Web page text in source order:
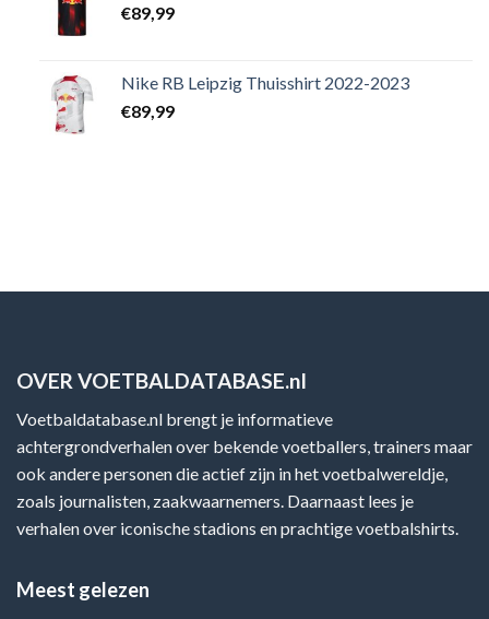
€89,99
Nike RB Leipzig Thuisshirt 2022-2023
€89,99
OVER VOETBALDATABASE.nl
Voetbaldatabase.nl brengt je informatieve
achtergrondverhalen over bekende voetballers, trainers maar
ook andere personen die actief zijn in het voetbalwereldje,
zoals journalisten, zaakwaarnemers. Daarnaast lees je
verhalen over iconische stadions en prachtige voetbalshirts.
Meest gelezen